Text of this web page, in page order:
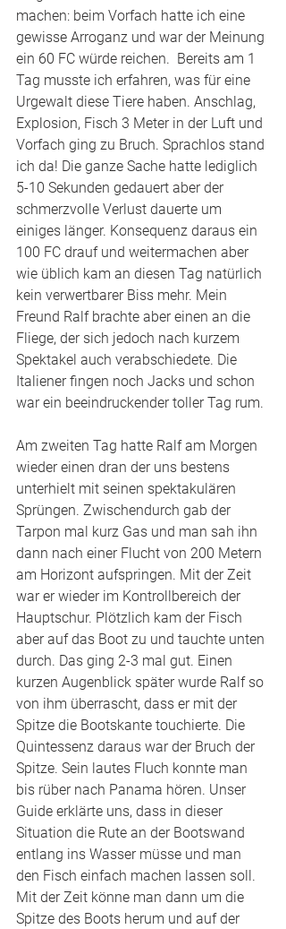
machen: beim Vorfach hatte ich eine
gewisse Arroganz und war der Meinung
ein 60 FC würde reichen.  Bereits am 1
Tag musste ich erfahren, was für eine
Urgewalt diese Tiere haben. Anschlag,
Explosion, Fisch 3 Meter in der Luft und
Vorfach ging zu Bruch. Sprachlos stand
ich da! Die ganze Sache hatte lediglich
5-10 Sekunden gedauert aber der
schmerzvolle Verlust dauerte um
einiges länger. Konsequenz daraus ein
100 FC drauf und weitermachen aber
wie üblich kam an diesen Tag natürlich
kein verwertbarer Biss mehr. Mein
Freund Ralf brachte aber einen an die
Fliege, der sich jedoch nach kurzem
Spektakel auch verabschiedete. Die
Italiener fingen noch Jacks und schon
war ein beeindruckender toller Tag rum.
Am zweiten Tag hatte Ralf am Morgen
wieder einen dran der uns bestens
unterhielt mit seinen spektakulären
Sprüngen. Zwischendurch gab der
Tarpon mal kurz Gas und man sah ihn
dann nach einer Flucht von 200 Metern
am Horizont aufspringen. Mit der Zeit
war er wieder im Kontrollbereich der
Hauptschur. Plötzlich kam der Fisch
aber auf das Boot zu und tauchte unten
durch. Das ging 2-3 mal gut. Einen
kurzen Augenblick später wurde Ralf so
von ihm überrascht, dass er mit der
Spitze die Bootskante touchierte. Die
Quintessenz daraus war der Bruch der
Spitze. Sein lautes Fluch konnte man
bis rüber nach Panama hören. Unser
Guide erklärte uns, dass in dieser
Situation die Rute an der Bootswand
entlang ins Wasser müsse und man
den Fisch einfach machen lassen soll.
Mit der Zeit könne man dann um die
Spitze des Boots herum und auf der